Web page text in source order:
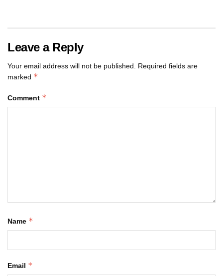
Leave a Reply
Your email address will not be published.
Required fields are
marked *
Comment *
Name *
Email *